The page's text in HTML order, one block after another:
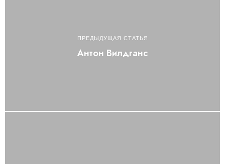
ПРЕДЫДУЩАЯ СТАТЬЯ
Антон Вилдганс